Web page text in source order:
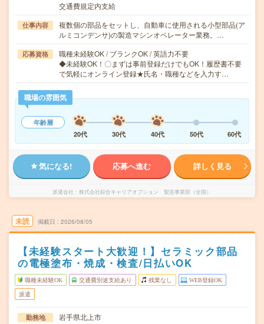
交通費規定内支給
仕事内容
複数個の部品をセットし、自動車に使用される小型部品(ア
ルミコンデンサ)の製造マシンオペレーター業務。…
応募資格
職種未経験OK / ブランクOK / 英語力不要
◆未経験OK！〇まずは事前登録だけでもOK！履歴書不要
で気軽にオンライン登録★氏名・職種などを入力す…
職場の雰囲気
年齢層
20代
30代 40代 50代 60代
気になる! 応募へ進む 詳しく見る
派遣会社 株式会社綜合キャリアオプション 製造事業部（全国）
未読 掲載日 2026/08/05
【未経験スタート大歓迎！】セラミック部品
の電極塗布・焼成・検査/日払いOK
職種未経験OK 交通費別途支給あり 残業なし WEB登録OK
派遣
勤務地
岩手県北上市